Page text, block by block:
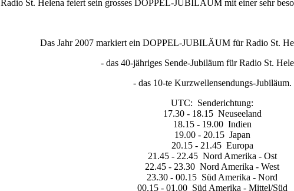
Radio St. Helena feiert sein grosses DOPPEL-JUBILÄUM mit einer sehr
Das Jahr 2007 markiert ein DOPPEL-JUBILÄUM für Radio St.
- das 40-jähriges Sende-Jubiläum für Radio St.
- das 10-te Kurzwellensendungs-Jubiläum.
UTC: Senderichtung:
17.30 - 18.15 Neuseeland
18.15 - 19.00 Indien
19.00 - 20.15 Japan
20.15 - 21.45 Europa
21.45 - 22.45 Nord Amerika - Ost
22.45 - 23.30 Nord Amerika - West
23.30 - 00.15 Süd Amerika - Nord
00.15 - 01.00 Süd Amerika - Mittel/Süd